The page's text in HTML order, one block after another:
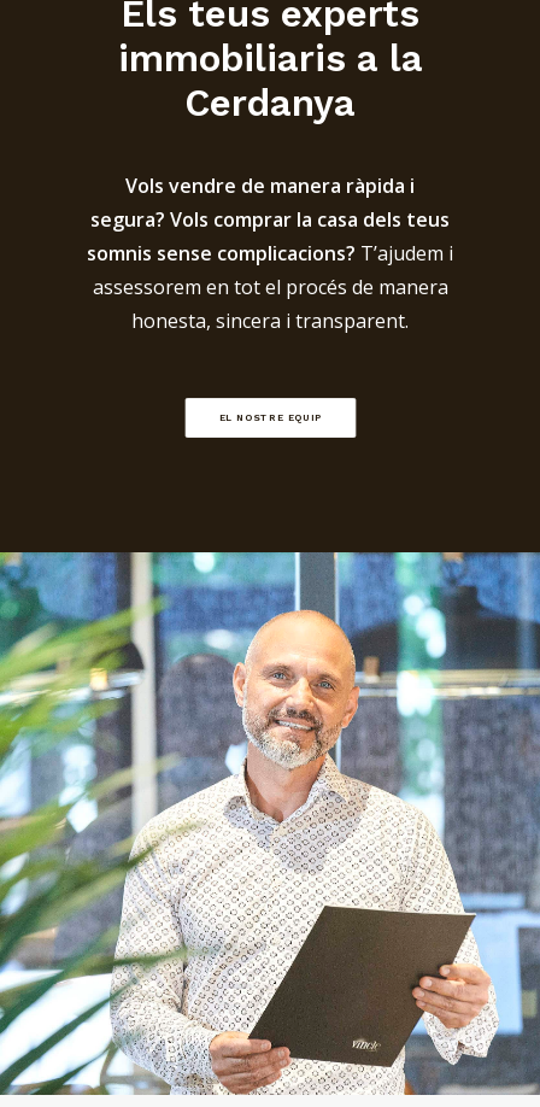
Els teus experts
immobiliaris a la
Cerdanya
Vols vendre de manera ràpida i
segura? Vols comprar la casa dels teus
somnis sense complicacions? T’ajudem i
assessorem en tot el procés de manera
honesta, sincera i transparent.
EL NOSTRE EQUIP